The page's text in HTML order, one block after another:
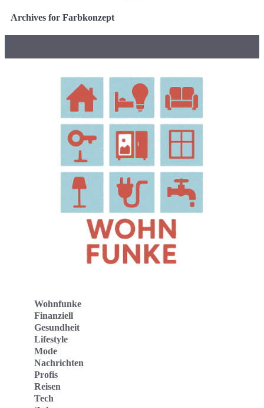
Archives for Farbkonzept
Wohnfunke
Finanziell
Gesundheit
Lifestyle
Mode
Nachrichten
Profis
Reisen
Tech